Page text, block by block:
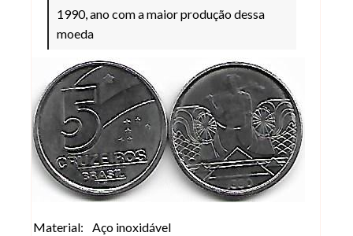
Moeda de 5 Cruzeiros de 1990 (Cr$
1990, ano com a maior produção dessa
moeda
Material:
Aço inoxidável